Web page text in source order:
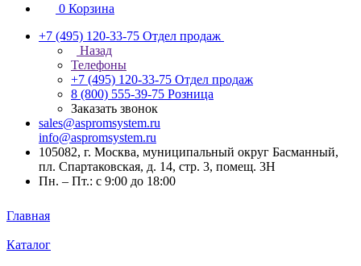
0 Корзина
+7 (495) 120-33-75 Отдел продаж
Назад
Телефоны
+7 (495) 120-33-75 Отдел продаж
8 (800) 555-39-75 Розница
Заказать звонок
sales@aspromsystem.ru
info@aspromsystem.ru
105082, г. Москва, муниципальный округ Басманный,
пл. Спартаковская, д. 14, стр. 3, помещ. 3Н
Пн. – Пт.: с 9:00 до 18:00
Главная
Каталог